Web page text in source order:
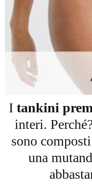
I tankini
interi.
sono
una